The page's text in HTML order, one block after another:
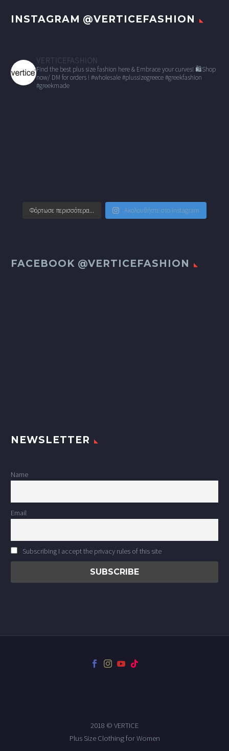
INSTAGRAM @VERTICEFASHION
VERTICEFASHION
Find the best plus size fashion here & Embrace your curves! 🛍Shop
now/ DM for orders ! #wholesale#plussizegreece #greekfashion
#greekmade
Φόρτωσε περισσότερα... Ακολουθήστε στο Instagram
FACEBOOK @VERTICEFASHION
NEWSLETTER
Name
Email
Subscribing I accept the privacy rules of this site
2018 © VERTICE
Plus Size Clothing for Women